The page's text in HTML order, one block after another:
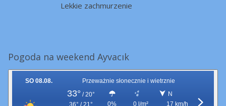
Lekkie zachmurzenie
Pogoda na weekend Ayvacık
SO 08.08. Przeważnie słonecznie i wietrznie
33° / 20°
36° / 21°
0% 0 l/m²
N
17 km/h